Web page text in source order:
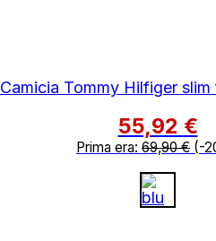
Camicia Tommy Hilfiger
55,92 €
Prima era: 69,90€ (-